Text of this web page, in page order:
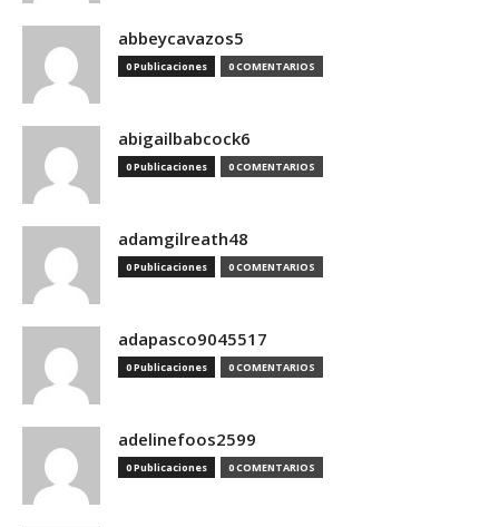
abbeycavazos5
0 Publicaciones 0 COMENTARIOS
abigailbabcock6
0 Publicaciones 0 COMENTARIOS
adamgilreath48
0 Publicaciones 0 COMENTARIOS
adapasco9045517
0 Publicaciones 0 COMENTARIOS
adelinefoos2599
0 Publicaciones 0 COMENTARIOS